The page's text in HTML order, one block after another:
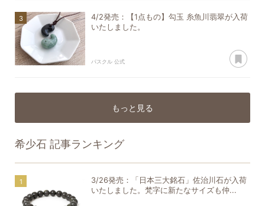
4/2発売：【1点もの】勾玉 糸魚川翡翠が入荷
いたしました。
パスクル 公式
もっと見る
希少石 記事ランキング
3/26発売：「日本三大銘石」佐治川石が入荷
いたしました。梵字に新たなサイズも仲...